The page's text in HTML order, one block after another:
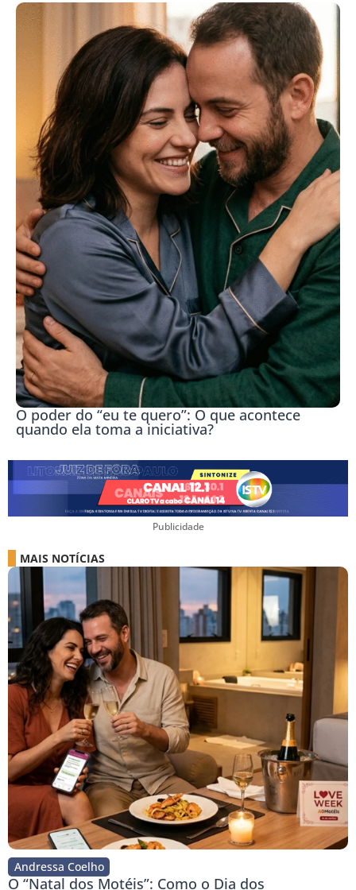
O poder do “eu te quero”: O que acontece
quando ela toma a iniciativa?
Publicidade
MAIS NOTÍCIAS
Andressa Coelho
O “Natal dos Motéis”: Como o Dia dos